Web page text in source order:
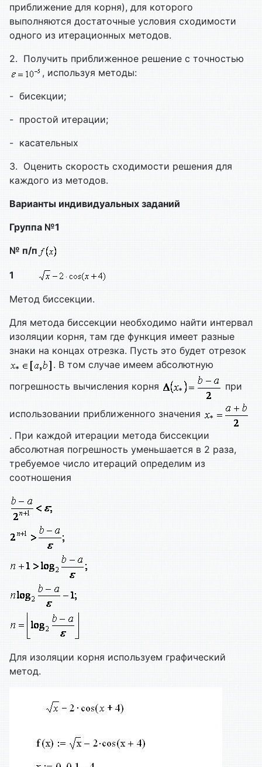
приближение для корня), для которого
выполняются достаточные условия сходимости
одного из итерационных методов.
2. Получить приближенное решение с точностью
, используя методы:
- бисекции;
- простой итерации;
- касательных
3. Оценить скорость сходимости решения для
каждого из методов.
Варианты индивидуальных заданий
Группа №1
№ п/п
1
Метод биссекции.
Для метода биссекции необходимо найти интервал
изоляции корня, там где функция имеет разные
знаки на концах отрезка. Пусть это будет отрезок
. В том случае имеем абсолютную
погрешность вычисления корня
при
использовании приближенного значения
. При каждой итерации метода биссекции
абсолютная погрешность уменьшается в 2 раза,
требуемое число итераций определим из
соотношения
Для изоляции корня используем графический
метод.